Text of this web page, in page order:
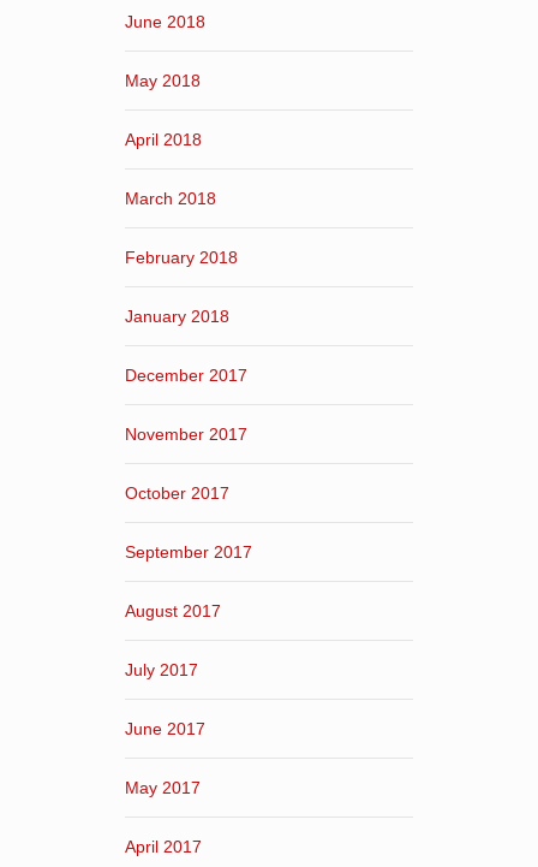
June 2018
May 2018
April 2018
March 2018
February 2018
January 2018
December 2017
November 2017
October 2017
September 2017
August 2017
July 2017
June 2017
May 2017
April 2017